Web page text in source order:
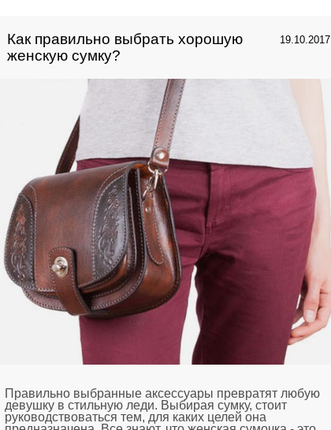
Как правильно выбрать хорошую
женскую сумку?
19.10.2017
Правильно выбранные аксессуары превратят любую
девушку в стильную леди. Выбирая сумку, стоит
руководствоваться тем, для каких целей она